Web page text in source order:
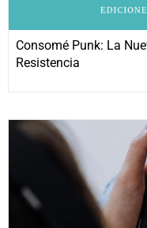
Consomé Punk: La
Resistencia